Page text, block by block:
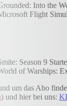
Into the
Flight
Season 9
of Warships:
um das Abo
) und hier bei uns: